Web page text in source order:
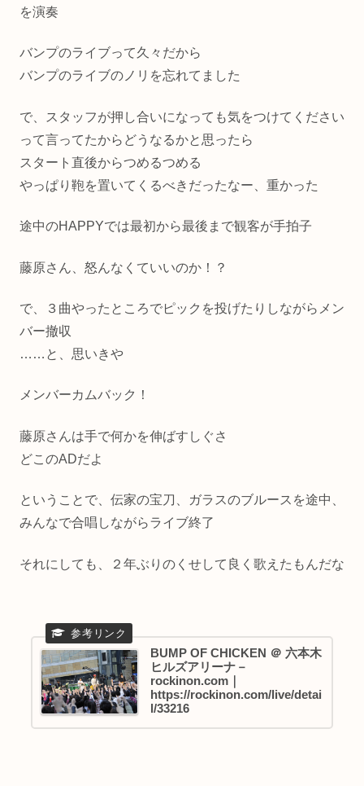
を演奏
バンプのライブって久々だから
バンプのライブのノリを忘れてました
で、スタッフが押し合いになっても気をつけてください
って言ってたからどうなるかと思ったら
スタート直後からつめるつめる
やっぱり鞄を置いてくるべきだったなー、重かった
途中のHAPPYでは最初から最後まで観客が手拍子
藤原さん、怒んなくていいのか！？
で、３曲やったところでピックを投げたりしながらメン
バー撤収
……と、思いきや
メンバーカムバック！
藤原さんは手で何かを伸ばすしぐさ
どこのADだよ
ということで、伝家の宝刀、ガラスのブルースを途中、
みんなで合唱しながらライブ終了
それにしても、２年ぶりのくせして良く歌えたもんだな
BUMP OF CHICKEN ＠ 六本木
ヒルズアリーナ－
rockinon.com｜
https://rockinon.com/live/detai
l/33216